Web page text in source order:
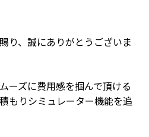
り、誠にありがとうございま
ーズに費用感を掴んで頂ける
もりシミュレーター機能を追